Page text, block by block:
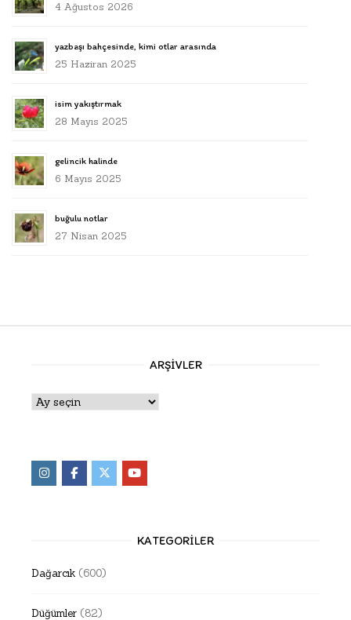
4 Ağustos 2026
yazbaşı bahçesinde, kimi otlar arasında
25 Haziran 2025
isim yakıştırmak
28 Mayıs 2025
gelincik halinde
6 Mayıs 2025
buğulu notlar
27 Nisan 2025
ARŞIVLER
Arşivler
KATEGORILER
Dağarcık (600)
Düğümler (82)